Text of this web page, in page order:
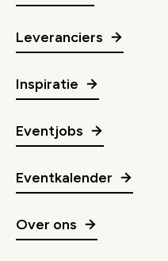
Leveranciers
Inspiratie
Eventjobs
Eventkalender
Over ons